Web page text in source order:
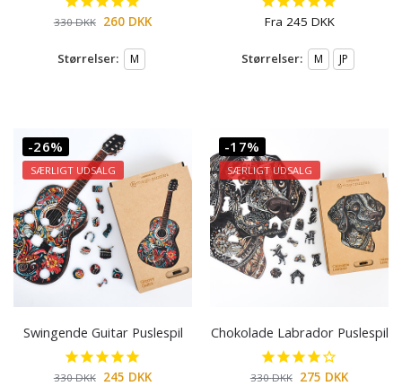
330DKK 260 DKK
Størrelser: M
Fra 245 DKK
Størrelser: M JP
-26%
SÆRLIGT UDSALG
Swingende Guitar Puslespil
330DKK 245 DKK
-17%
SÆRLIGT UDSALG
Chokolade Labrador Puslespil
330DKK 275 DKK